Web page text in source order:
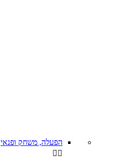
הפעלה, משחק ופנאי
 